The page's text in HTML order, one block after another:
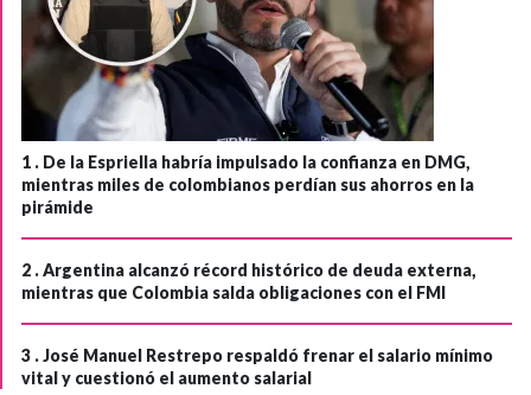
1 . De la Espriella habría impulsado la confianza en DMG,
mientras miles de colombianos perdían sus ahorros en la
pirámide
2 .Argentina alcanzó récord histórico de deuda externa,
mientras que Colombia salda obligaciones con el FMI
3 .José Manuel Restrepo respaldó frenar el salario mínimo
vital y cuestionó el aumento salarial